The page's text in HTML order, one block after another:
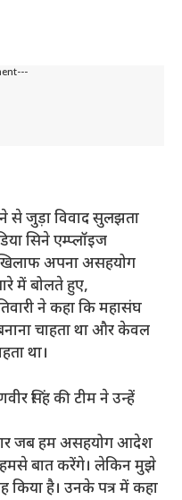
से जुड़ा विवाद सुलझता
सिने एम्प्लॉइज
अपना असहयोग
में बोलते हुए,
ने कहा कि महासंघ
चाहता था और केवल
था।
सिंह की टीम ने उन्हें
जब हम असहयोग आदेश
बात करेंगे। लेकिन मुझे
किया है। उनके पत्र में कहा